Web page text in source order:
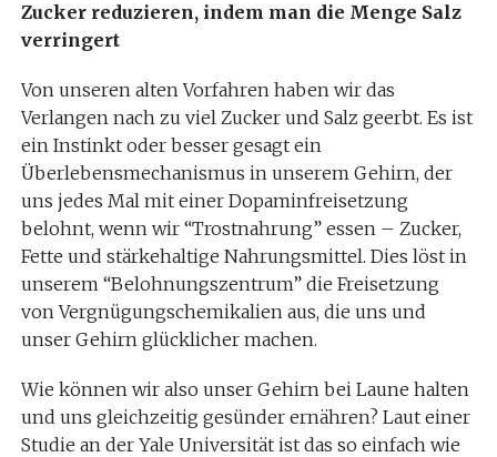
Zucker reduzieren, indem man die Menge Salz
verringert
Von unseren alten Vorfahren haben wir das
Verlangen nach zu viel Zucker und Salz geerbt. Es ist
ein Instinkt oder besser gesagt ein
Überlebensmechanismus in unserem Gehirn, der
uns jedes Mal mit einer Dopaminfreisetzung
belohnt, wenn wir “Trostnahrung” essen – Zucker,
Fette und stärkehaltige Nahrungsmittel. Dies löst in
unserem “Belohnungszentrum” die Freisetzung
von Vergnügungschemikalien aus, die uns und
unser Gehirn glücklicher machen.
Wie können wir also unser Gehirn bei Laune halten
und uns gleichzeitig gesünder ernähren? Laut einer
Studie an der Yale Universität ist das so einfach wie